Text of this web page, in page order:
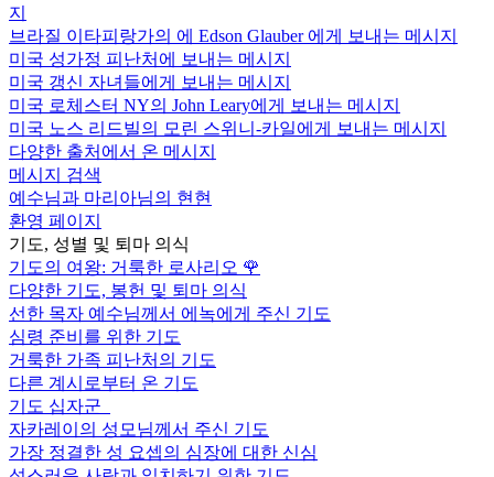
지
브라질 이타피랑가의 에 Edson Glauber 에게 보내는 메시지
미국 성가정 피난처에 보내는 메시지
미국 갱신 자녀들에게 보내는 메시지
미국 로체스터 NY의 John Leary에게 보내는 메시지
미국 노스 리드빌의 모린 스위니-카일에게 보내는 메시지
다양한 출처에서 온 메시지
메시지 검색
예수님과 마리아님의 현현
환영 페이지
기도, 성별 및 퇴마 의식
기도의 여왕: 거룩한 로사리오 🌹
다양한 기도, 봉헌 및 퇴마 의식
선한 목자 예수님께서 에녹에게 주신 기도
심령 준비를 위한 기도
거룩한 가족 피난처의 기도
다른 계시로부터 온 기도
기도 십자군
자카레이의 성모님께서 주신 기도
가장 정결한 성 요셉의 심장에 대한 신심